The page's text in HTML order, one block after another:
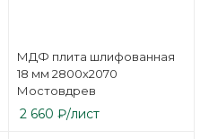
МДФ плита шлифованная
18 мм 2800х2070
Мостовдрев
2 660 ₽/лист